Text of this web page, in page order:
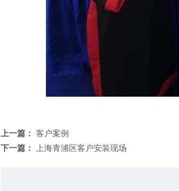
上一篇： 客户案例
下一篇： 上海青浦区客户安装现场